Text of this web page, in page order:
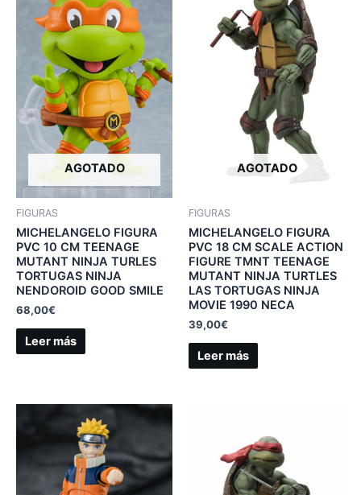
AGOTADO
FIGURAS
MICHELANGELO FIGURA
PVC 10 CM TEENAGE
MUTANT NINJA TURLES
TORTUGAS NINJA
NENDOROID GOOD SMILE
68,00€
Leer más
AGOTADO
FIGURAS
MICHELANGELO FIGURA
PVC 18 CM SCALE ACTION
FIGURE TMNT TEENAGE
MUTANT NINJA TURTLES
LAS TORTUGAS NINJA
MOVIE 1990 NECA
39,00€
Leer más